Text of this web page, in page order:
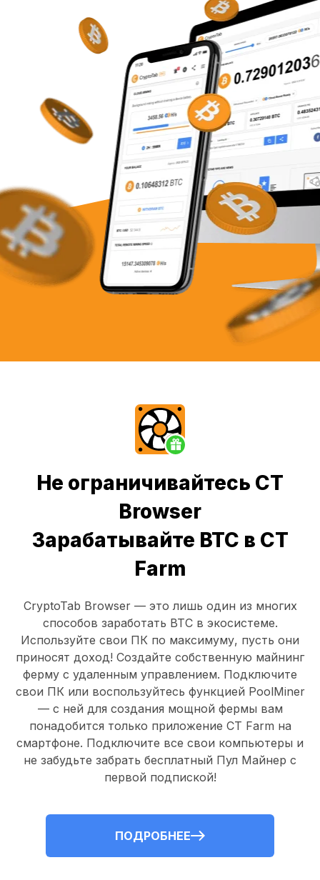
Не ограничивайтесь CT
Browser
Зарабатывайте BTC в CT
Farm
CryptoTab Browser— это лишь один из многих
способов заработать BTC в экосистеме.
Используйте свои ПК по максимуму, пусть они
приносят доход! Создайте собственную майнинг
ферму с удаленным управлением. Подключите
свои ПКили воспользуйтесь функцией PoolMiner
— с ней для создания мощной фермы вам
понадобится только приложение CT Farm на
смартфоне. Подключите все свои компьютеры и
не забудьте забрать бесплатный Пул Майнер с
первой подпиской!
ПОДРОБНЕЕ